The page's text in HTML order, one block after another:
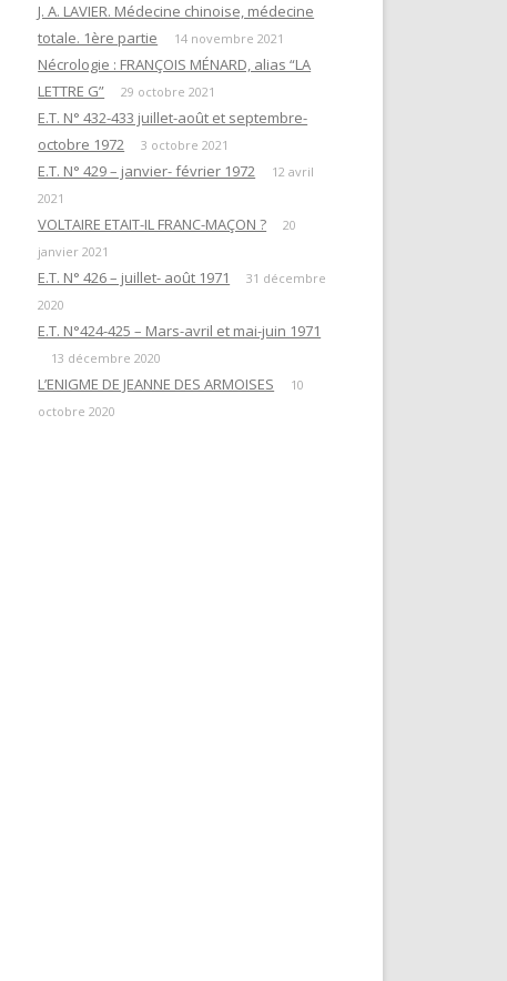
LES DOUZE TRAVAUX D’HERCULE
« QUESTIONS DE RITUELS »
SUIVANT L’ŒUVRE DE R. GUÉNON
ET SES LETTRES À M. MAUGY / D.
MAÇONNERIE PAR L’HERMÉTISME
MAÇONNERIE”
AVERTISSEMENT
J. A. LAVIER. Médecine chinoise, médecine
totale. 1ère partie
14 novembre 2021
Nécrologie : FRANÇOIS MÉNARD, alias “LA
LETTRE G”
29 octobre 2021
E.T. N° 432-433 juillet-août et septembre-
octobre 1972
3 octobre 2021
E.T. N° 429 – janvier- février 1972
12 avril
2021
VOLTAIRE ETAIT-IL FRANC-MAÇON ?
20
janvier 2021
E.T. N° 426 – juillet- août 1971
31 décembre
2020
E.T. N°424-425 – Mars-avril et mai-juin 1971
13 décembre 2020
L’ENIGME DE JEANNE DES ARMOISES
10
octobre 2020